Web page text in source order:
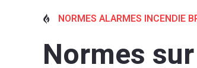
 NORMES ALARMES INCENDIE
Normes